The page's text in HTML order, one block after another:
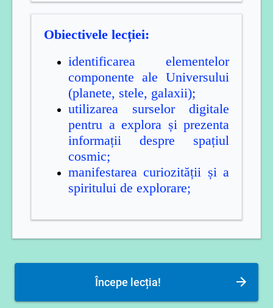
Obiectivele lecției:
identificarea elementelor
componente ale Universului
(planete, stele, galaxii);
utilizarea surselor digitale
pentru a explora și prezenta
informații despre spațiul
cosmic;
manifestarea curiozității și a
spiritului de explorare;
Începe lecția!